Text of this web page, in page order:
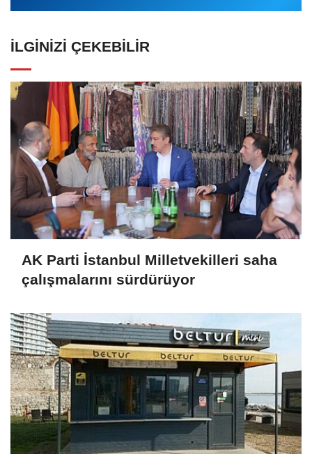
İLGINIZI ÇEKEBILIR
AK Parti İstanbul Milletvekilleri saha
çalışmalarını sürdürüyor